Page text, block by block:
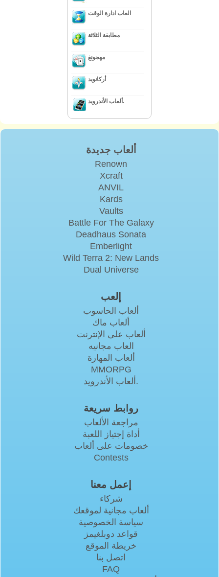
العاب ادارة الوقت
مطابقة الثلاثة
مهجونغ
أركانويد
ألعاب الأندرويد.
ألعاب جديدة
Renown
Xcraft
ANVIL
Kards
Vaults
Battle For The Galaxy
Deadhaus Sonata
Emberlight
Wild Terra 2: New Lands
Dual Universe
إلعب
ألعاب الحاسوب
ألعاب ماك
ألعاب على الإنترنت
العاب مجانيه
ألعاب المهارة
MMORPG
ألعاب الأندرويد.
روابط سريعة
مراجعة الألعاب
أداة إجتياز اللعبة
خصومات على ألعاب
Contests
إعمل معنا
شركاء
ألعاب مجانية لموقعك
سياسة الخصوصية
قواعد دوبلغيمز
خريطة الموقع
اتصل بنا
FAQ